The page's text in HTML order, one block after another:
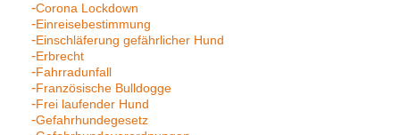
Corona Lockdown
Einreisebestimmung
Einschläferung gefährlicher Hund
Erbrecht
Fahrradunfall
Französische Bulldogge
Frei laufender Hund
Gefahrhundegesetz